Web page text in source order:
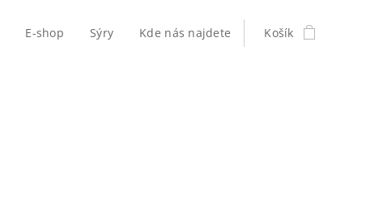
E-shop Sýry Kde nás najdete Košík